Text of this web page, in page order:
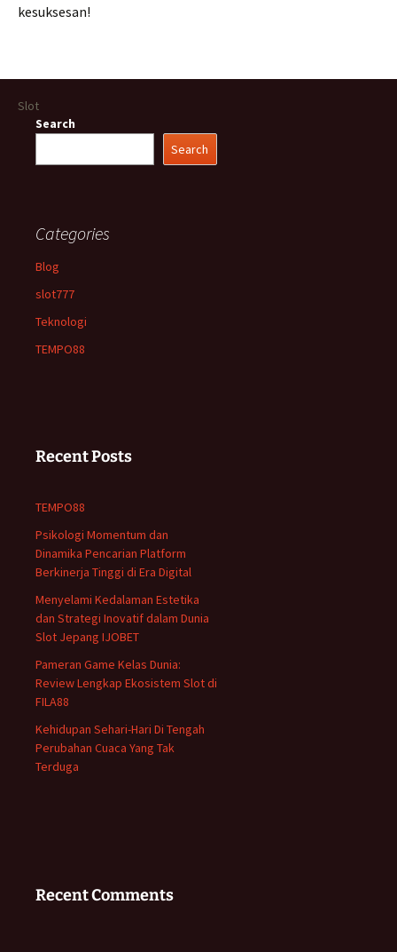
kesuksesan!
Search
Search
Categories
Blog
slot777
Teknologi
TEMPO88
Recent Posts
TEMPO88
Psikologi Momentum dan
Dinamika Pencarian Platform
Berkinerja Tinggi di Era Digital
Menyelami Kedalaman Estetika
dan Strategi Inovatif dalam Dunia
Slot Jepang IJOBET
Pameran Game Kelas Dunia:
Review Lengkap Ekosistem Slot di
FILA88
Kehidupan Sehari-Hari Di Tengah
Perubahan Cuaca Yang Tak
Terduga
Recent Comments
Slot